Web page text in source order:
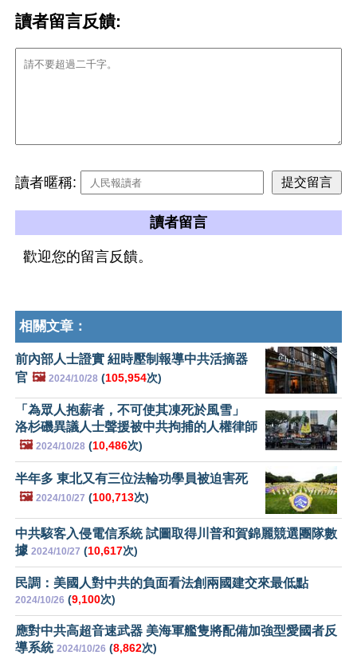
讀者留言反饋:
讀者暱稱:
讀者留言
歡迎您的留言反饋。
相關文章：
前內部人士證實 紐時壓制報導中共活摘器
官 🖼️ 2024/10/28 (105,954次)
「為眾人抱薪者，不可使其凍死於風雪」
洛杉磯異議人士聲援被中共拘捕的人權律師
🖼️ 2024/10/28 (10,486次)
半年多 東北又有三位法輪功學員被迫害死
🖼️ 2024/10/27 (100,713次)
中共駭客入侵電信系統 試圖取得川普和賀錦麗競選團隊數
據 2024/10/27 (10,617次)
民調：美國人對中共的負面看法創兩國建交來最低點
2024/10/26 (9,100次)
應對中共高超音速武器 美海軍艦隻將配備加強型愛國者反
導系統 2024/10/26 (8,862次)